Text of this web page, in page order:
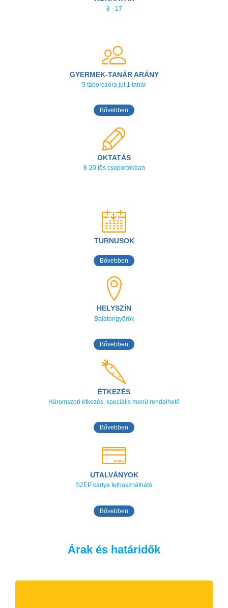
8 - 17
GYERMEK-TANÁR ARÁNY
5 táborozóra jut 1 tanár
Bővebben
OKTATÁS
8-20 fős csoportokban
TURNUSOK
Bővebben
HELYSZÍN
Balatongyörök
Bővebben
ÉTKEZÉS
Háromszori étkezés, speciális menü rendelhető
Bővebben
UTALVÁNYOK
SZÉP kártya felhasználható
Bővebben
Árak és határidők